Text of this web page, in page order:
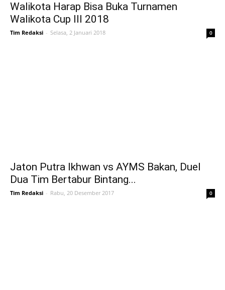
Walikota Harap Bisa Buka Turnamen
Walikota Cup III 2018
Tim Redaksi - Selasa, 2 Januari 2018 0
Jaton Putra Ikhwan vs AYMS Bakan, Duel
Dua Tim Bertabur Bintang...
Tim Redaksi - Rabu, 20 Desember 2017 0